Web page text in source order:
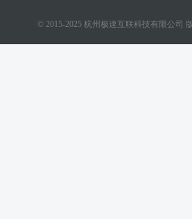
© 2015-2025 杭州极速互联科技有限公司